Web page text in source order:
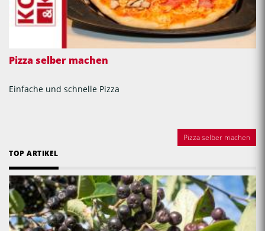
Pizza selber machen
Einfache und schnelle Pizza
Pizza selber machen
TOP ARTIKEL